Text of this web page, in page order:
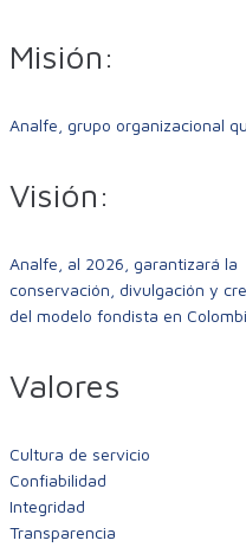
Misión:
Analfe, grupo organizacional
Visión:
Analfe, al 2026, garantizará la
conservación, divulgación y
del modelo fondista en
Valores
Cultura de servicio
Confiabilidad
Integridad
Transparencia